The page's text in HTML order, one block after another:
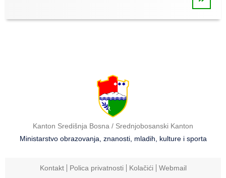
Kanton Središnja Bosna / Srednjobosanski Kanton
Ministarstvo obrazovanja, znanosti, mladih, kulture i sporta
Kontakt Polica privatnosti Kolačići Webmail